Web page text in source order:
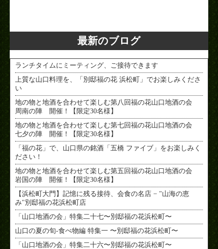
最新のブログ
ランチタイムにミーティング、ご接待できます
上質な山口料理を、「別邸福の花 浜松町」でお楽しみくださ
い
地の物と地酒を合わせて楽しむ第八回福の花山口地酒の会
周南の陣 開催！【限定30名様】
地の物と地酒を合わせて楽しむ第七回福の花山口地酒の会
七夕の陣 開催！【限定30名様】
「福の花」で、山口県の銘酒「五橋 ファイブ」をお楽しみく
ださい！
地の物と地酒を合わせて楽しむ第五回福の花山口地酒の会
岩国の陣 開催！【限定30名様】
【浜松町大門】記憶に残る接待、会食の名店 − "山海の恵
み"別邸福の花浜松町店
「山口地酒の会」特集二十七〜別邸福の花浜松町〜
山口の夏の旬-食べ物編 特集一 〜別邸福の花浜松町〜
「山口地酒の会」特集二十六〜別邸福の花浜松町〜